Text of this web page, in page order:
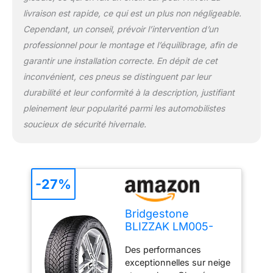
charge: 109 (capacité de
charge maximale jusqu'à:
1030 kg) | Indice de
vitesse: V (homologué
pneu renforcé pour
augmenter la charge du
véhicule
livraison est rapide, ce qui est un plus non négligeable.
Cependant, un conseil, prévoir l’intervention d’un
professionnel pour le montage et l’équilibrage, afin de
garantir une installation correcte. En dépit de cet
inconvénient, ces pneus se distinguent par leur
durabilité et leur conformité à la description, justifiant
pleinement leur popularité parmi les automobilistes
soucieux de sécurité hivernale.
Bridgestone
BLIZZAK LM005-
- B/A/73 - Pneus
hiver (TOURISME &
Des performances
exceptionnelles sur neige
-27%